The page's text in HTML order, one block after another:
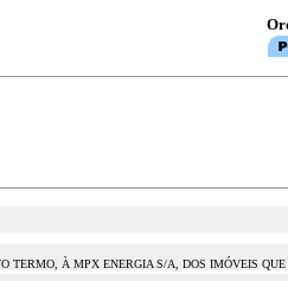
TERMO, À MPX ENERGIA S/A, DOS IMÓVEIS